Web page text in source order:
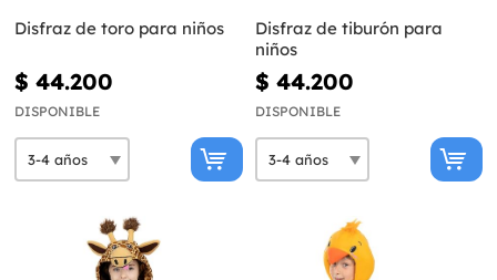
Disfraz de toro para niños
$ 44.200
DISPONIBLE
Disfraz de tiburón para
niños
$ 44.200
DISPONIBLE